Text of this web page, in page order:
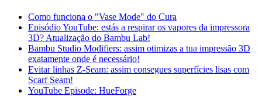
Como funciona o "Vase Mode" do Cura
Episódio YouTube: estás a respirar os vapores da impressora
3D? Atualização do Bambu Lab!
Bambu Studio Modifiers: assim otimizas a tua impressão 3D
exatamente onde é necessário!
Evitar linhas Z-Seam: assim consegues superfícies lisas com
Scarf Seam!
YouTube Episode: HueForge